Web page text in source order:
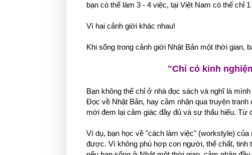
bạn có thể làm 3 - 4 việc, tại Việt Nam có thể chỉ
Vì hai cảnh giới khác nhau!
Khi sống trong cảnh giới Nhật Bản một thời gian,
"Chỉ có kinh
Bạn không thể chỉ ở nhà đọc sách và nghĩ là
Đọc về Nhật Bản, hay cảm nhận qua truyện
mới đem lại cảm giác đầy đủ và sự thấu hiểu. Từ
Ví dụ, bạn học về "cách làm việc" (workstyle)
được. Vì không phù hợp con người, thể chất, tinh